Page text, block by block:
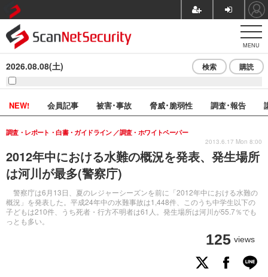
MENU
2026.08.08(土) 検索 購読
NEW! 会員記事 被害･事故 脅威･脆弱性 調査･報告
2012年中における水難の概況を発表、発生場所
は河川が最多(警察庁)
警察庁は6月13日、夏のレジャーシーズンを前に「2012年中における水難の
概況」を発表した。平成24年中の水難事故は1,448件、このうち中学生以下の
子どもは210件、うち死者・行方不明者は61人。発生場所は河川が55.7％でも
っとも多い。
調査・レポート・白書・ガイドライン 調査・ホワイトペーパー
125 views
2013.6.17 Mon 8:00